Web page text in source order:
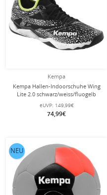
Kempa
Kempa Hallen-Indoorschuhe Wing
Lite 2.0 schwarz/weiss/fluogelb
Herren
eUVP: 149,99€
74,99€
NEU